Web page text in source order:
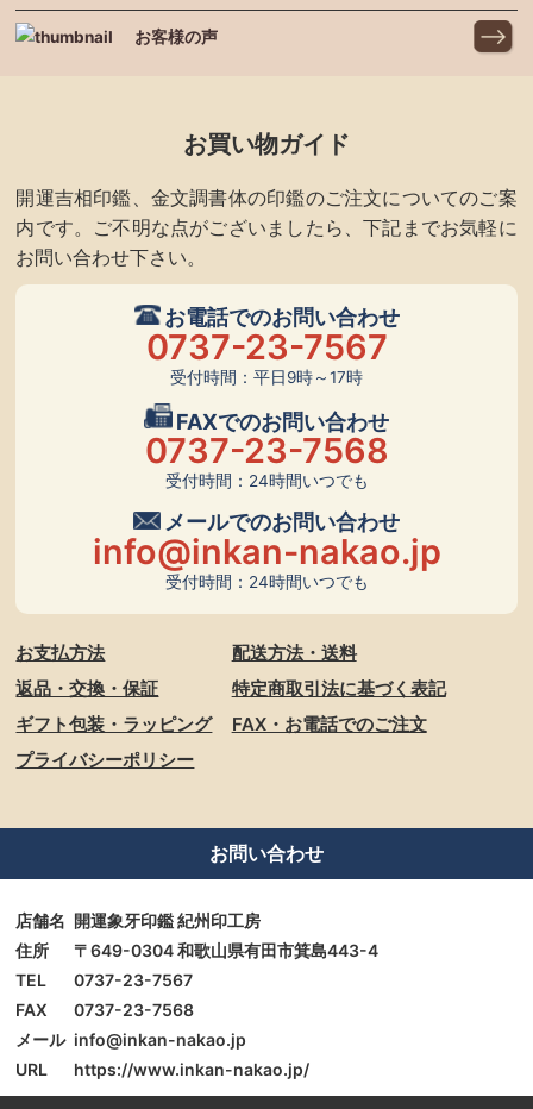
お客様の声
お買い物ガイド
開運吉相印鑑、金文調書体の印鑑のご注文についてのご案
内です。ご不明な点がございましたら、下記までお気軽に
お問い合わせ下さい。
お電話でのお問い合わせ
0737-23-7567
受付時間：平日9時～17時
FAXでのお問い合わせ
0737-23-7568
受付時間：24時間いつでも
メールでのお問い合わせ
info@inkan-nakao.jp
受付時間：24時間いつでも
お支払方法
配送方法・送料
返品・交換・保証
特定商取引法に基づく表記
ギフト包装・ラッピング
FAX・お電話でのご注文
プライバシーポリシー
お問い合わせ
店舗名 開運象牙印鑑 紀州印工房
住所
〒649-0304 和歌山県有田市箕島443-4
TEL
0737-23-7567
FAX
0737-23-7568
メール info@inkan-nakao.jp
URL
https://www.inkan-nakao.jp/